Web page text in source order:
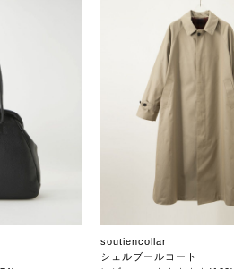
soutiencollar
シェルブールコート